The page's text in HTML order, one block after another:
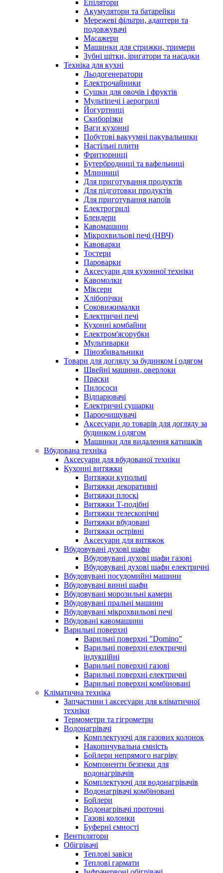
Епілятори
Акумулятори та батарейки
Мережеві фільтри, адаптери та
подовжувачі
Масажери
Машинки для стрижки, тримери
Зубні щітки, іригатори та насадки
Техніка для кухні
Льодогенератори
Електрочайники
Сушки для овочів і фруктів
Мультіпечі і аерогрилі
Йогуртниці
Скиборізки
Ваги кухонні
Побутові вакуумні пакувальники
Настільні плити
Фритюрниці
Бутербродниці та вафельниці
Млинниці
Для приготування продуктів
Для підготовки продуктів
Для приготування напоїв
Електрогрилі
Блендери
Кавомашини
Мікрохвильові печі (НВЧ)
Кавоварки
Тостери
Пароварки
Аксесуари для кухонної техніки
Кавомолки
Міксери
Хлібопічки
Соковижималки
Електричні печі
Кухонні комбайни
Електром'ясорубки
Мультиварки
Пінозбивальники
Товари для догляду за будинком і одягом
Швейні машини, оверлоки
Праски
Пилососи
Відпарювачі
Електричні сушарки
Пароочищувачі
Аксесуари до товарів для догляду за
будинком і одягом
Машинки для видалення катишків
Вбудована техніка
Аксесуари для вбудованої техніки
Кухонні витяжки
Витяжки купольні
Витяжки декоративні
Витяжки плоскі
Витяжки Т-подібні
Витяжки телескопічні
Витяжки вбудовані
Витяжки острівні
Аксесуари для витяжок
Вбудовувані духові шафи
Вбудовувані духові шафи газові
Вбудовувані духові шафи електричні
Вбудовувані посудомийні машини
Вбудовувані винні шафи
Вбудовувані морозильні камери
Вбудовувані пральні машини
Вбудовувані мікрохвильові печі
Вбудовані кавомашини
Варильні поверхні
Варильні поверхні "Domino"
Варильні поверхні електричні
індукційні
Варильні поверхні газові
Варильні поверхні електричні
Варильні поверхні комбіновані
Кліматична техніка
Запчастини і аксесуари для кліматичної
техніки
Термометри та гігрометри
Водонагрівачі
Комплектуючі для газових колонок
Накопичувальна ємність
Бойлери непрямого нагріву
Компоненти безпеки для
водонагрівачів
Комплектуючі для водонагрівачів
Водонагрівачі комбіновані
Бойлери
Водонагрівачі проточні
Газові колонки
Буферні ємності
Вентилятори
Обігрівачі
Теплові завіси
Теплові гармати